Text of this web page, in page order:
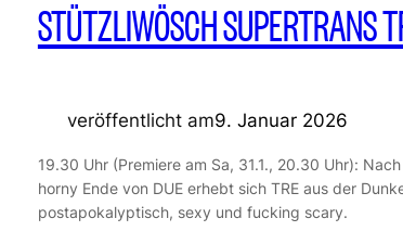
STÜTZLIWÖSCH SUPERTRANS
veröffentlicht am9. Januar 2026
19.30 Uhr (Premiere am Sa, 31.1., 20.30 Uhr):
horny Ende von DUE erhebt sich TRE aus der
postapokalyptisch, sexy und fucking scary.